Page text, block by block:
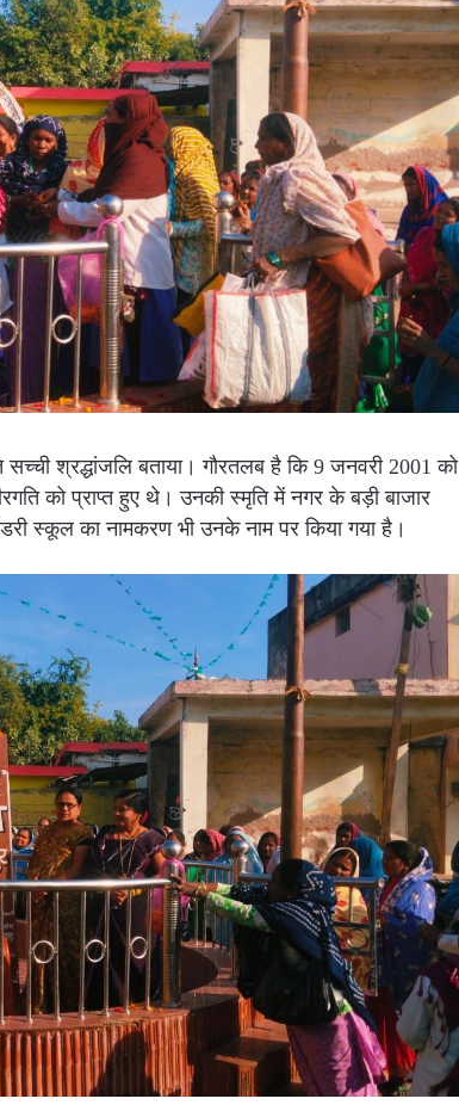
श्रद्धांजलि बताया। गौरतलब है कि 9 जनवरी 2001 को
को प्राप्त हुए थे। उनकी स्मृति में नगर के बड़ी बाजार
स्कूल का नामकरण भी उनके नाम पर किया गया है।